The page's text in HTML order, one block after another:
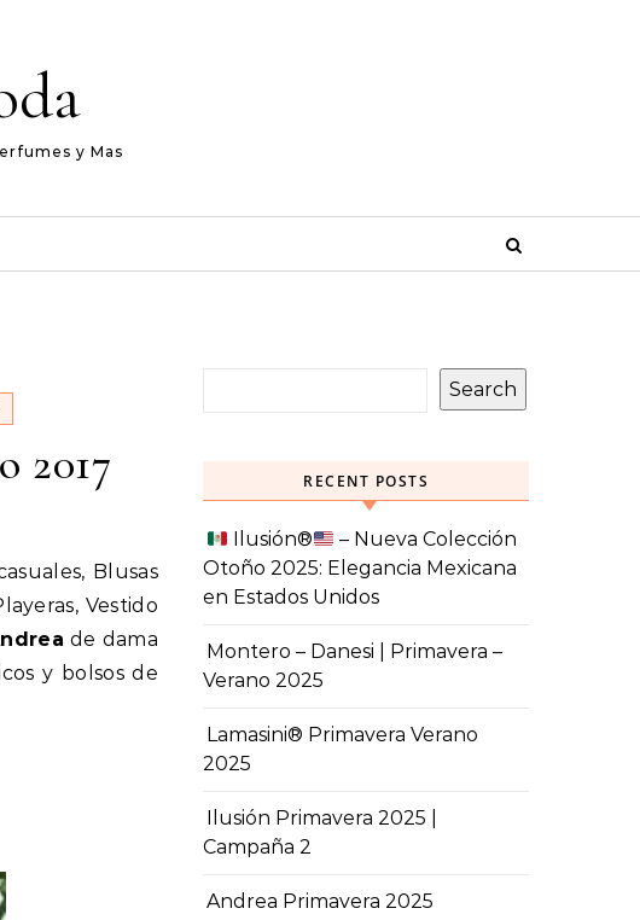
y Mas
2017
Blusas
Vestido
de dama
y bolsos de
Search
RECENT POSTS
Ilusión®️
– Nueva Colección
Otoño 2025: Elegancia Mexicana
en Estados Unidos
Montero – Danesi | Primavera –
Verano 2025
Lamasini® Primavera Verano
2025
Ilusión Primavera 2025 |
Campaña 2
Andrea Primavera 2025